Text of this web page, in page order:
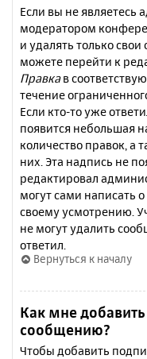
Если вы не являетесь
модератором
и удалять только
можете перейти к
Правкав
течение
Если кто-то уже
появится небольшая
количество правок, а
них. Эта надпись не
редактировал
могут сами написать
своему усмотрению.
не могут удалить
ответил.
Вернуться к началу
Как мне
сообщению?
Чтобы добавить